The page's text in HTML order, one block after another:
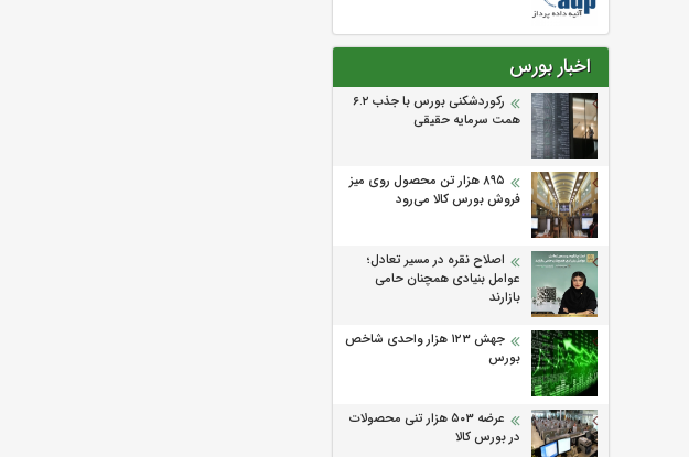
اخبار بورس
رکوردشکنی بورس با جذب ۶.۲
همت سرمایه حقیقی
۸۹۵ هزار تن محصول روی میز
فروش بورس کالا می‌‌رود
اصلاح نقره در مسیر تعادل؛
عوامل بنیادی همچنان حامی
بازارند
جهش ۱۲۳ هزار واحدی شاخص
بورس
عرضه ۵۰۳ هزار تنی محصولات
در بورس کالا